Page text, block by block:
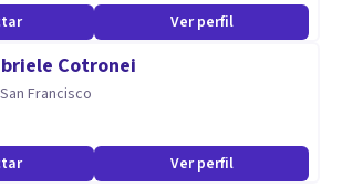
Ver perfil
Cotronei
San Francisco
Ver perfil